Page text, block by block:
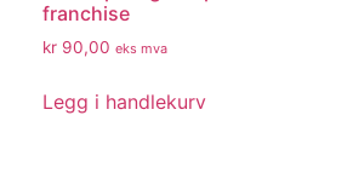
franchise
kr 90,00 eks mva
Legg i handlekurv